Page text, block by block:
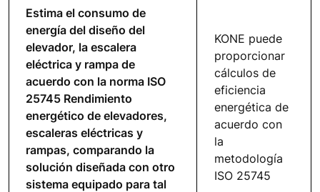
Estima el consumo de
energía del diseño del
elevador, la escalera
eléctrica y rampa de
acuerdo con la norma ISO
25745 Rendimiento
energético de elevadores,
escaleras eléctricas y
rampas, comparando la
solución diseñada con otro
sistema equipado para tal
KONE puede
proporcionar
cálculos de
eficiencia
energética de
acuerdo con
la
metodología
ISO 25745